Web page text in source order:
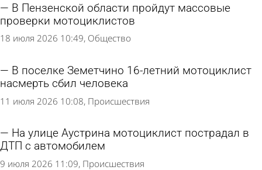
В Пензенской области пройдут массовые
проверки мотоциклистов
18 июля 2026 10:49 Общество
В поселке Земетчино 16-летний мотоциклист
насмерть сбил человека
11 июля 2026 10:08 Происшествия
На улице Аустрина мотоциклист пострадал в
ДТП с автомобилем
9 июля 2026 11:09 Происшествия